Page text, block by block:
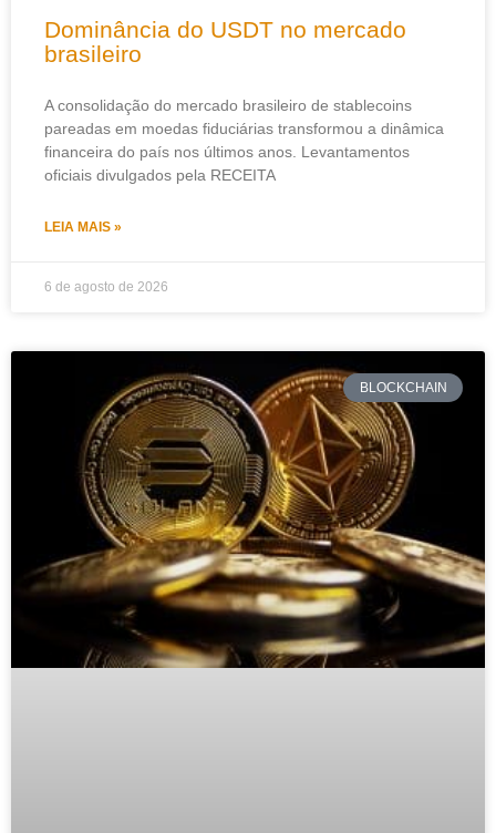
Dominância do USDT no mercado
brasileiro
A consolidação do mercado brasileiro de stablecoins
pareadas em moedas fiduciárias transformou a dinâmica
financeira do país nos últimos anos. Levantamentos
oficiais divulgados pela RECEITA
LEIA MAIS »
6 de agosto de 2026
BLOCKCHAIN